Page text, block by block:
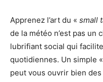
Apprenez l’art du « small
de la météo n’est pas un
lubrifiant social qui
quotidiennes. Un simple «
peut vous ouvrir bien